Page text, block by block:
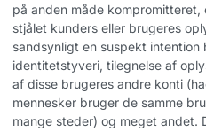
på anden måde
stjålet kunders eller brugeres
sandsynligt en suspekt
identitetstyveri, tilegnelse af
af disse brugeres andre konti
mennesker bruger de samme
mange steder) og meget andet.